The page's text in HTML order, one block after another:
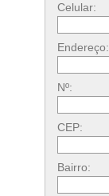
Celular:
Endereço:
Nº:
CEP:
Bairro: